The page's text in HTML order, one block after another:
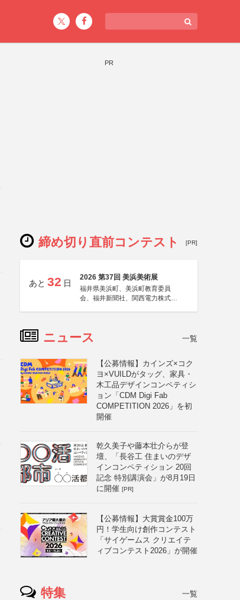
PR
締め切り直前コンテスト [PR]
あと 32 日
2026 第37回 美浜美術展
福井県美浜町、美浜町教育委員
会、福井新聞社、関西電力株式会
ニュース 一覧
【公募情報】カインズ×コク
ヨ×VUILDがタッグ、家具・
木工品デザインコンペティシ
ョン「CDM Digi Fab
COMPETITION 2026」を初
開催
乾久美子や藤本壮介らが登
壇、「長谷工 住まいのデザ
インコンペティション 20回
記念 特別講演会」が8月19日
に開催 [PR]
【公募情報】大賞賞金100万
円！学生向け創作コンテスト
「サイゲームス クリエイテ
ィブコンテスト2026」が開催
特集 一覧